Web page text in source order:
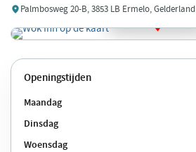
Palmbosweg 20-B, 3853 LB Ermelo, Gelderland
Openingstijden
Maandag
Dinsdag
Woensdag